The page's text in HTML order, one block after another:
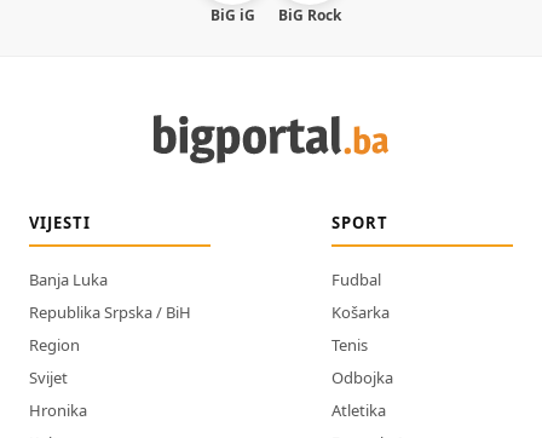
BiG iG BiG Rock
VIJESTI
Banja Luka
Republika Srpska / BiH
Region
Svijet
Hronika
SPORT
Fudbal
Košarka
Tenis
Odbojka
Atletika